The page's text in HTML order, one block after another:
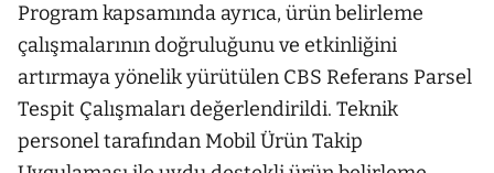
Program kapsamında ayrıca, ürün belirleme
çalışmalarının doğruluğunu ve etkinliğini
artırmaya yönelik yürütülen CBS Referans Parsel
Tespit Çalışmaları değerlendirildi. Teknik
personel tarafından Mobil Ürün Takip